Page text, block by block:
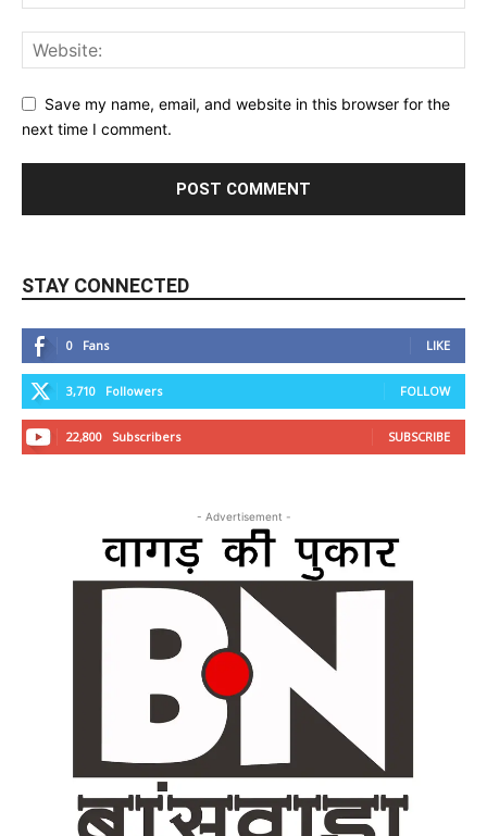
Save my name, email, and website in this browser for the
next time I comment.
STAY CONNECTED
0 Fans LIKE
3,710 Followers FOLLOW
22,800 Subscribers SUBSCRIBE
- Advertisement -